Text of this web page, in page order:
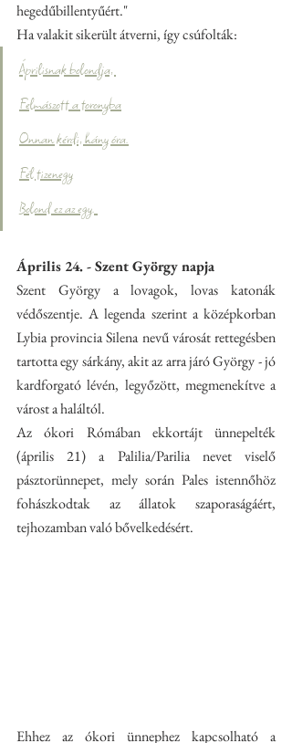
hegedűbillentyűért."
Ha valakit sikerült átverni, így csúfolták:
Áprilisnak bolondja,
Felmászott a toronyba
Onnan kérdi, hány óra.
Fél tizenegy
Bolond ez az egy.
Április 24. - Szent György napja
Szent György a lovagok, lovas katonák
védőszentje. A legenda szerint a középkorban
Lybia provincia Silena nevű városát rettegésben
tartotta egy sárkány, akit az arra járó György - jó
kardforgató lévén, legyőzött, megmenekítve a
várost a haláltól.
Az ókori Rómában ekkortájt ünnepelték
(április 21) a Palilia/Parilia nevet viselő
pásztorünnepet, mely során Pales istennőhöz
fohászkodtak az állatok szaporaságáért,
tejhozamban való bővelkedésért.
Ehhez az ókori ünnephez kapcsolható a